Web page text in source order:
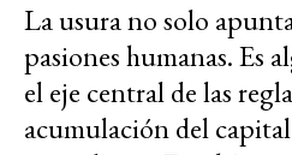
La usura no solo
pasiones humanas. Es
el eje central de las
acumulación del